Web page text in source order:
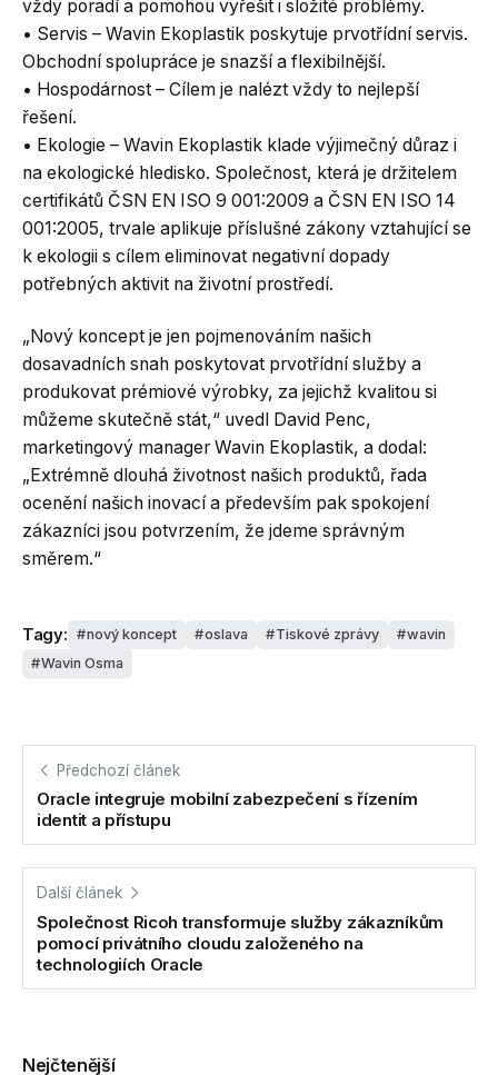
vždy poradí a pomohou vyřešit i složité problémy.
• Servis – Wavin Ekoplastik poskytuje prvotřídní servis.
Obchodní spolupráce je snazší a flexibilnější.
• Hospodárnost – Cílem je nalézt vždy to nejlepší
řešení.
• Ekologie – Wavin Ekoplastik klade výjimečný důraz i
na ekologické hledisko. Společnost, která je držitelem
certifikátů ČSN EN ISO 9 001:2009 a ČSN EN ISO 14
001:2005, trvale aplikuje příslušné zákony vztahující se
k ekologii s cílem eliminovat negativní dopady
potřebných aktivit na životní prostředí.
„Nový koncept je jen pojmenováním našich
dosavadních snah poskytovat prvotřídní služby a
produkovat prémiové výrobky, za jejichž kvalitou si
můžeme skutečně stát,“ uvedl David Penc,
marketingový manager Wavin Ekoplastik, a dodal:
„Extrémně dlouhá životnost našich produktů, řada
ocenění našich inovací a především pak spokojení
zákazníci jsou potvrzením, že jdeme správným
směrem.“
Tagy: nový koncept oslava Tiskové zprávy
wavin
Wavin Osma
Předchozí článek
Oracle integruje mobilní zabezpečení s řízením
identit a přístupu
Další článek
Společnost Ricoh transformuje služby zákazníkům
pomocí privátního cloudu založeného na
technologiích Oracle
Nejčtenější